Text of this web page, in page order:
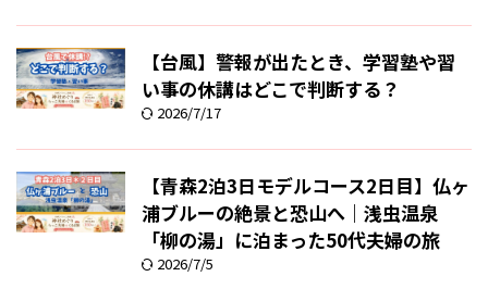
【台風】警報が出たとき、学習塾や習
い事の休講はどこで判断する？
2026/7/17
【青森2泊3日モデルコース2日目】仏ヶ
浦ブルーの絶景と恐山へ｜浅虫温泉
「柳の湯」に泊まった50代夫婦の旅
2026/7/5